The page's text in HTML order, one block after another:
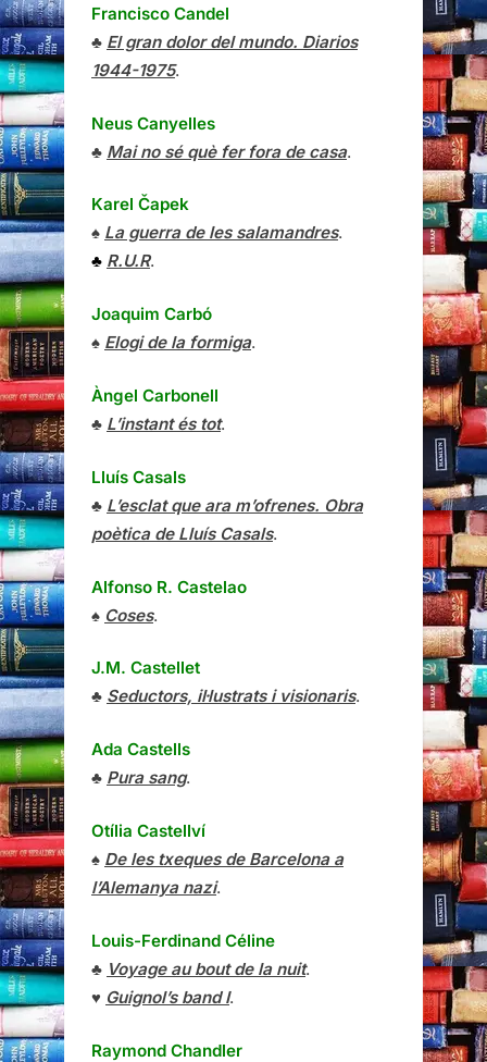
Francisco Candel
♣ El gran dolor del mundo. Diarios
1944-1975.
Neus Canyelles
♣ Mai no sé què fer fora de casa.
Karel Čapek
♠ La guerra de les salamandres.
♣ R.U.R.
Joaquim Carbó
♠ Elogi de la formiga.
Àngel Carbonell
♣ L’instant és tot.
Lluís Casals
♣ L’esclat que ara m’ofrenes. Obra
poètica de Lluís Casals.
Alfonso R. Castelao
♠ Coses.
J.M. Castellet
♣ Seductors, il·lustrats i visionaris.
Ada Castells
♣ Pura sang.
Otília Castellví
♠ De les txeques de Barcelona a
l’Alemanya nazi.
Louis-Ferdinand Céline
♣ Voyage au bout de la nuit.
♥ Guignol’s band I.
Raymond Chandler